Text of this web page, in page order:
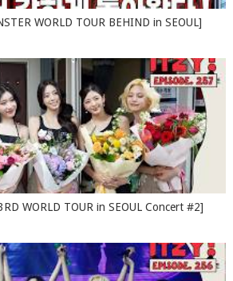
WORLD TOUR BEHIND in SEOUL]
WORLD TOUR in SEOUL Concert #2]